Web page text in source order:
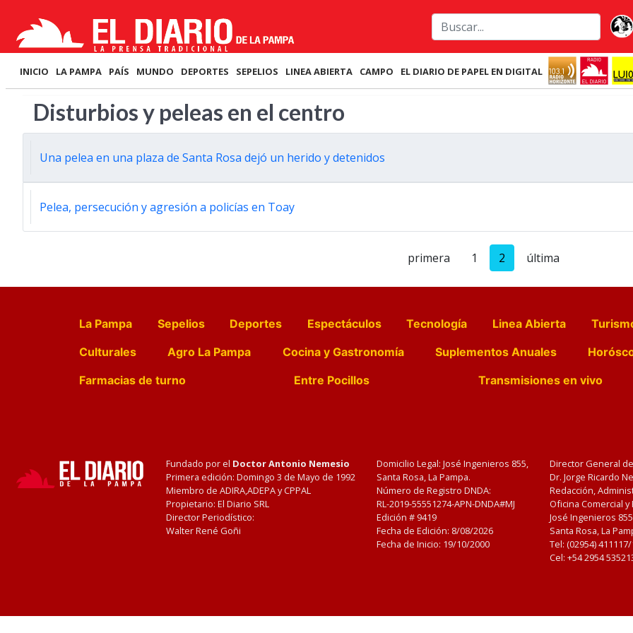
INICIO LA PAMPA PAÍS MUNDO DEPORTES SEPELIOS LINEA ABIERTA CAMPO EL DIARIO DE PAPEL EN DIGITAL
Disturbios y peleas en el centro
Una pelea en una plaza de Santa Rosa dejó un herido y detenidos
Pelea, persecución y agresión a policías en Toay
primera 1 2 última
La Pampa Sepelios Deportes Espectáculos Tecnología Linea Abierta
Culturales
Agro La Pampa Cocina y Gastronomía Suplementos Anuales
Farmacias de turno
Entre Pocillos Transmisiones en vivo
Fundado por el Doctor Antonio Nemesio
Primera edición: Domingo 3 de Mayo de 1992
Miembro de ADIRA,ADEPA y CPPAL
Propietario: El Diario SRL
Director Periodístico:
Walter René Goñi
Domicilio Legal: José Ingenieros 855,
Santa Rosa, La Pampa.
Número de Registro DNDA:
RL-2019-55551274-APN-DNDA#MJ
Edición # 9419
Fecha de Edición: 8/08/2026
Fecha de Inicio: 19/10/2000
Director General
Dr. Jorge Ricardo
Redacción,
Oficina Comercial
José Ingenieros
Santa Rosa, La
Tel: (02954)
Cel: +54 2954